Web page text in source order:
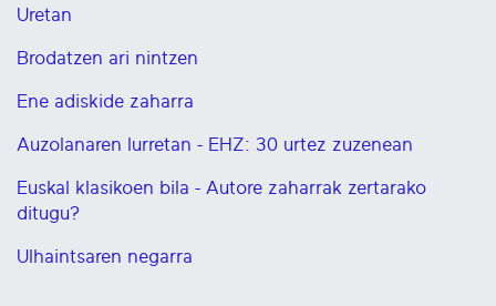
Uretan
Brodatzen ari nintzen
Ene adiskide zaharra
Auzolanaren lurretan - EHZ: 30 urtez zuzenean
Euskal klasikoen bila - Autore zaharrak zertarako
ditugu?
Ulhaintsaren negarra